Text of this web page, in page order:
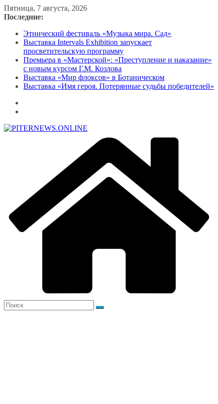
Перейти
к
Пятница, 7 августа, 2026
Последние:
Этнический фестиваль «Музыка мира. Сад»
Выставка Intervals Exhibition запускает
просветительскую программу
Премьера в «Мастерской»: «Преступление и наказание»
с новым курсом Г.М. Козлова
Выставка «Мир флоксов» в Ботаническом
Выставка «Имя героя. Потерянные судьбы победителей»